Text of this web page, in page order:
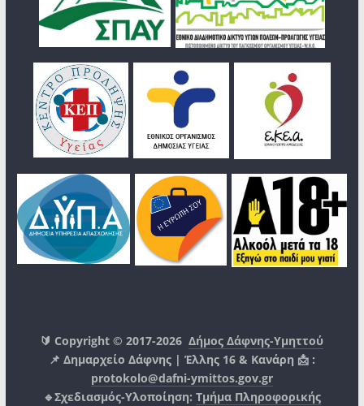
🔰 Copyright © 2017-2026Δήμος Δάφνης-Υμηττού
📌 Δημαρχείο Δάφνης | Έλλης 16 & Κανάρη 📩 :
protokolo@dafni-ymittos.gov.gr
🔹Σχεδιασμός-Υλοποίηση: Τμήμα Πληροφορικής